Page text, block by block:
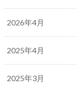
2026年4月
2025年4月
2025年3月